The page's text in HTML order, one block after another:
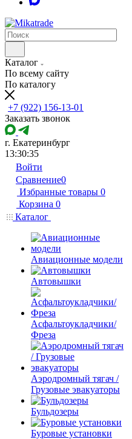
Каталог
По всему сайту
По каталогу
+7 (922) 156-13-01
Заказать звонок
г. Екатеринбург
13:30:35
Войти
Сравнение0
Избранные товары 0
Корзина 0
Каталог
Авиационные модели
Автовышки
Асфальтоукладчики/
Фреза
Аэродромный тягач /
Грузовые эвакуаторы
Бульдозеры
Буровые установки